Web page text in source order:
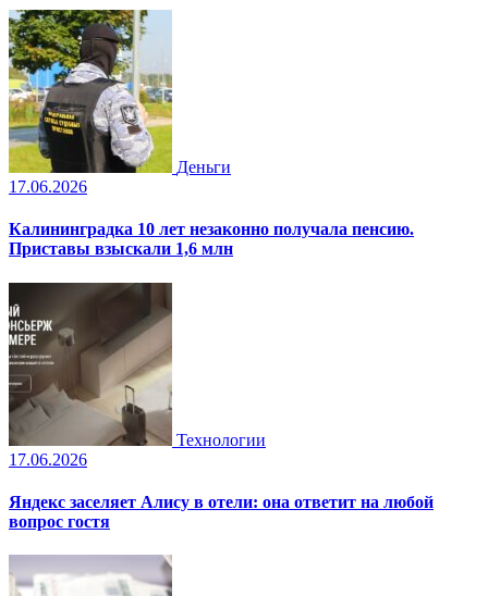
Деньги
17.06.2026
Калининградка 10 лет незаконно получала пенсию.
Приставы взыскали 1,6 млн
Технологии
17.06.2026
Яндекс заселяет Алису в отели: она ответит на любой
вопрос гостя